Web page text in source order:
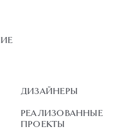
ДИЗАЙНЕРЫ
РЕАЛИЗОВАННЫЕ
ПРОЕКТЫ